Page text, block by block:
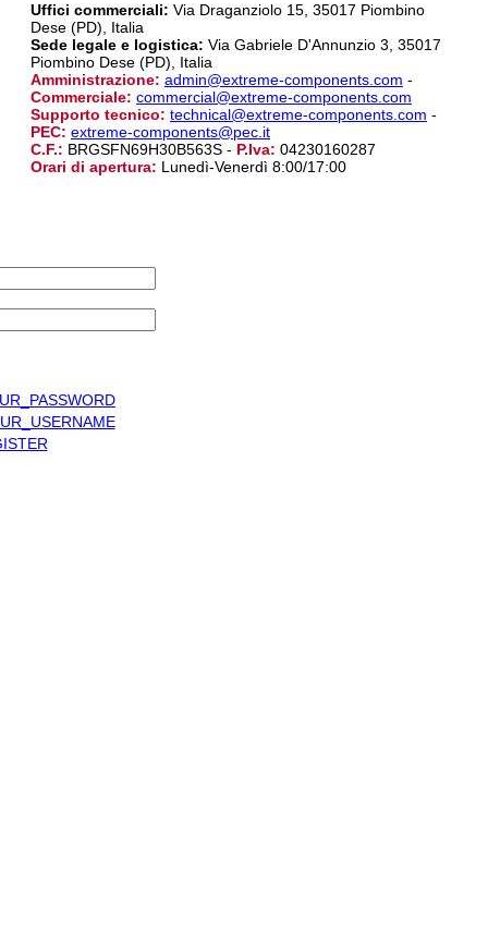
Uffici commerciali: Via Draganziolo 15, 35017 Piombino
Dese (PD), Italia
Sede legale e logistica: Via Gabriele D'Annunzio 3, 35017
Piombino Dese (PD), Italia
Amministrazione: admin@extreme-components.com -
Commerciale: commercial@extreme-components.com
Supporto tecnico: technical@extreme-components.com -
PEC: extreme-components@pec.it
C.F.: BRGSFN69H30B563S - P.Iva: 04230160287
Orari di apertura: Lunedì-Venerdì 8:00/17:00